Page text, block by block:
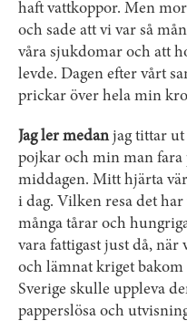
haft vattkoppor. Men
och sade att vi var så
våra sjukdomar och att
levde. Dagen efter vårt
prickar över hela min
Jag ler medanjag tittar ut
pojkar och min man
middagen. Mitt hjärta
i dag. Vilken resa det
många tårar och
vara fattigast just då,
och lämnat kriget
Sverige skulle uppleva
papperslösa och